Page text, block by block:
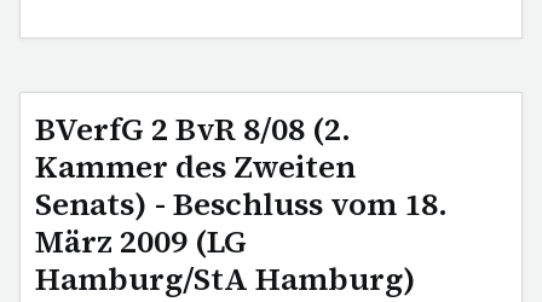
BVerfG 2 BvR 8/08 (2.
Kammer des Zweiten
Senats) - Beschluss vom 18.
März 2009 (LG
Hamburg/StA Hamburg)